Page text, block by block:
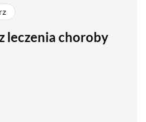
leczenia choroby